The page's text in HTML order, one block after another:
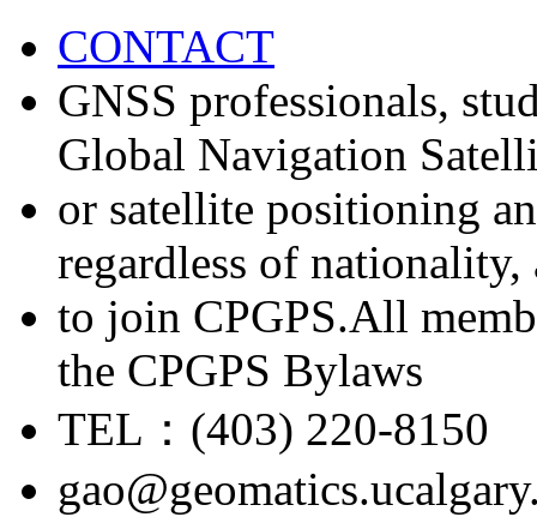
CONTACT
GNSS professionals,
Global Navigation
or satellite positioning
regardless of nationality,
to join CPGPS.All
the CPGPS Bylaws
TEL：(403) 220-8150